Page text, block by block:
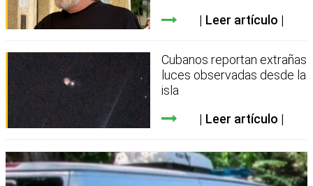
Leer artículo
Cubanos reportan extrañas
luces observadas desde la
isla
Leer artículo